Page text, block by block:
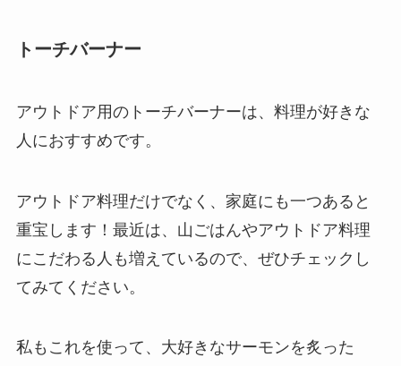
トーチバーナー
アウトドア用のトーチバーナーは、料理が好きな
人におすすめです。
アウトドア料理だけでなく、家庭にも一つあると
重宝します！最近は、山ごはんやアウトドア料理
にこだわる人も増えているので、ぜひチェックし
てみてください。
私もこれを使って、大好きなサーモンを炙った